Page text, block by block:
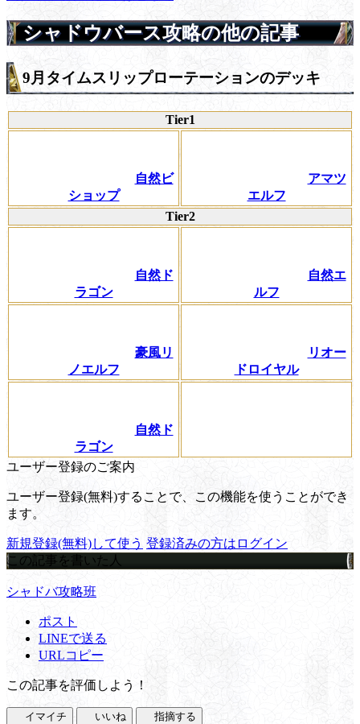
シャドウバース攻略の他の記事
9月タイムスリップローテーションのデッキ
Tier1
自然ビ
ショップ
アマツ
エルフ
Tier2
自然ド
ラゴン
自然エ
ルフ
豪風リ
ノエルフ
リオー
ドロイヤル
自然ド
ラゴン
ユーザー登録のご案内
ユーザー登録(無料)することで、この機能を使うことができ
ます。
新規登録(無料)して使う 登録済みの方はログイン
この記事を書いた人
シャドバ攻略班
ポスト
LINEで送る
URLコピー
この記事を評価しよう！
イマイチ いいね 指摘する